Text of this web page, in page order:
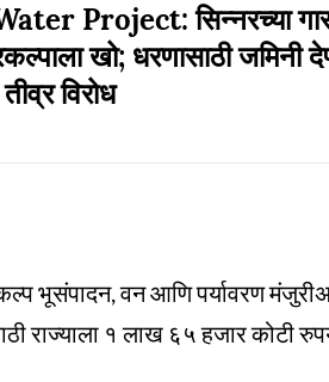
Project: सिन्नरच्या
खो; धरणासाठी जमिनी
विरोध
भूसंपादन, वन आणि पर्यावरण
राज्याला १ लाख ६५ हजार कोटी